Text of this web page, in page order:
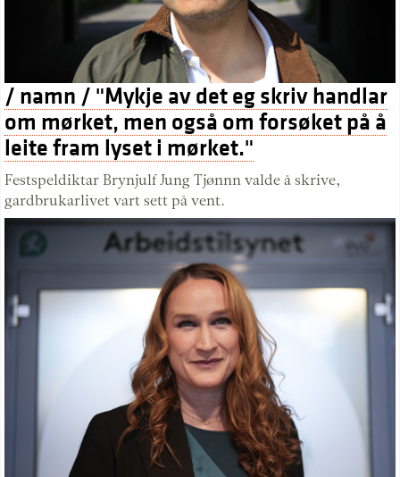
/ namn / "Mykje av det eg skriv handlar
om mørket, men også om forsøket på å
leite fram lyset i mørket."
Festspeldiktar Brynjulf Jung Tjønnn valde å skrive,
gardbrukarlivet vart sett på vent.